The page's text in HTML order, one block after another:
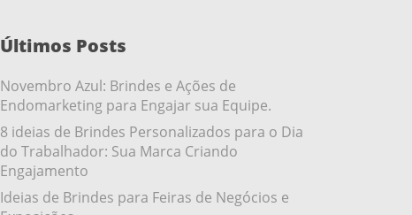
Últimos Posts
Novembro Azul: Brindes e Ações de
Endomarketing para Engajar sua Equipe.
8 ideias de Brindes Personalizados para o Dia
do Trabalhador: Sua Marca Criando
Engajamento
Ideias de Brindes para Feiras de Negócios e